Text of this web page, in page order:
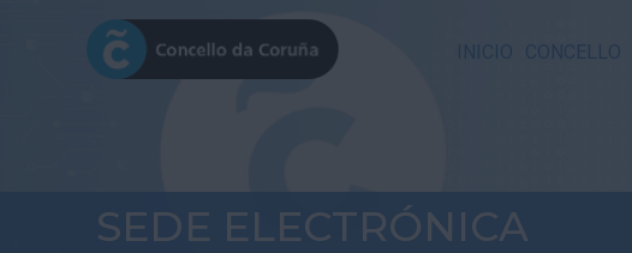
INICIO CONCELLO
SEDE ELECTRÓNICA